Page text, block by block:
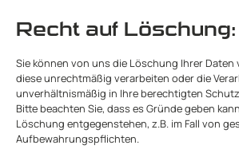
Recht auf Löschung:
Sie können von uns die Löschung Ihrer
diese unrechtmäßig verarbeiten oder die
unverhältnismäßig in Ihre berechtigten
Bitte beachten Sie, dass es Gründe geben
Löschung entgegenstehen, z.B. im Fall von
Aufbewahrungspflichten.